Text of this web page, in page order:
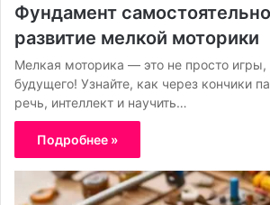
Фундамент
развитие мелкой моторики
Мелкая моторика — это не просто
будущего! Узнайте, как через кончики
речь, интеллект и научить…
Подробнее »